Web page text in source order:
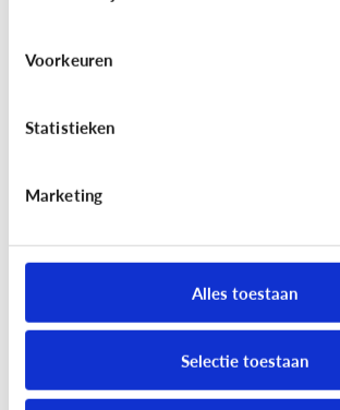
Voorkeuren
Statistieken
Marketing
Alles toestaan
Selectie toestaan
[Online quiz]Waar is